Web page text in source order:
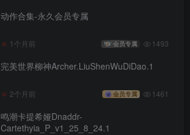
动作合集-永久会员专属
1个月前 会员专属 1493
完美世界柳神Archer.LiuShenWuDiDao.1
2个月前 会员专属 1461
鸣潮卡提希娅Dnaddr-
Cartethyia_P_v1_25_8_24.1